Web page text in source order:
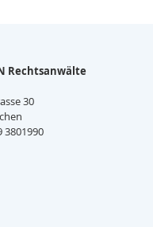
Rechtsanwälte
30
3801990